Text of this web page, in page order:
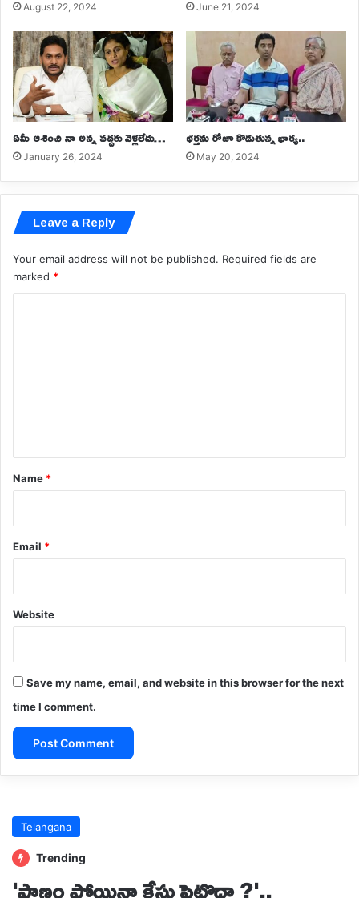
August 22, 2024 June 21, 2024
ఏమీ ఆశించి నా అన్న వద్దకు వెళ్లలేదు…
January 26, 2024
భర్తను రోజూ కొడుతున్న భార్య..
May 20, 2024
Leave a Reply
Your email address will not be published. Required fields are
marked *
*
Name *
Email *
Website
Save my name, email, and website in this browser for the next
time I comment.
t
r
n